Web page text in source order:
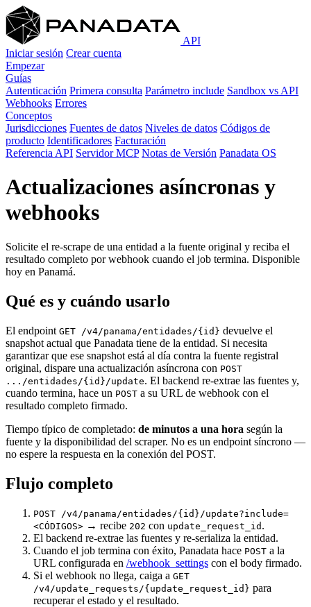
API
Iniciar sesión Crear cuenta
Empezar
Guías
Autenticación Primera consulta Parámetro include Sandbox vs API
Webhooks Errores
Conceptos
Jurisdicciones Fuentes de datos Niveles de datos Códigos de
producto Identificadores Facturación
Referencia API Servidor MCP Notas de Versión Panadata OS
Actualizaciones asíncronas y
webhooks
Solicite el re-scrape de una entidad a la fuente original y reciba el
resultado completo por webhook cuando el job termina. Disponible
hoy en Panamá.
Qué es y cuándo usarlo
El endpoint GET /v4/panama/entidades/{id} devuelve el
snapshot actual que Panadata tiene de la entidad. Si necesita
garantizar que ese snapshot está al día contra la fuente registral
original, dispare una actualización asíncrona con POST
.../entidades/{id}/update. El backend re-extrae las fuentes y,
cuando termina, hace un POST a su URL de webhook con el
resultado completo firmado.
Tiempo típico de completado: de minutos a una hora según la
fuente y la disponibilidad del scraper. No es un endpoint síncrono —
no espere la respuesta en la conexión del POST.
Flujo completo
POST /v4/panama/entidades/{id}/update?include=
<CÓDIGOS> → recibe 202 con update_request_id .
El backend re-extrae las fuentes y re-serializa la entidad.
Cuando el job termina con éxito, Panadata hace POST a la
URL configurada en /webhook_settings con el body firmado.
Si el webhook no llega, caiga a GET
/v4/update_requests/{update_request_id} para
recuperar el estado y el resultado.